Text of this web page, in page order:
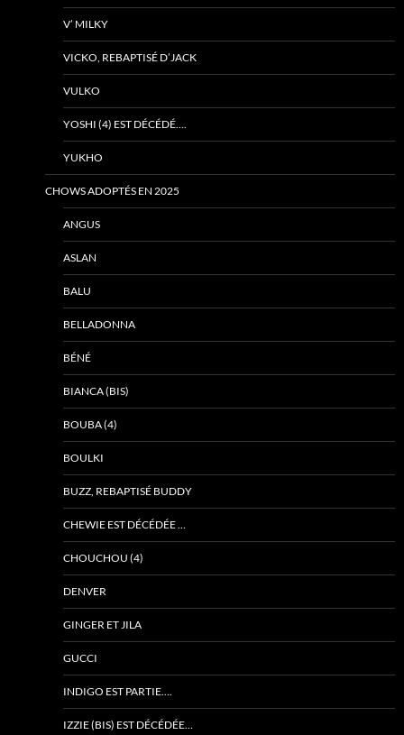
V’ MILKY
VICKO, REBAPTISÉ D’JACK
VULKO
YOSHI (4) EST DÉCÉDÉ….
YUKHO
CHOWS ADOPTÉS EN 2025
ANGUS
ASLAN
BALU
BELLADONNA
BÉNÉ
BIANCA (BIS)
BOUBA (4)
BOULKI
BUZZ, REBAPTISÉ BUDDY
CHEWIE EST DÉCÉDÉE …
CHOUCHOU (4)
DENVER
GINGER ET JILA
GUCCI
INDIGO EST PARTIE….
IZZIE (BIS) EST DÉCÉDÉE…